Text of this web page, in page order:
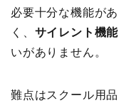
必要十分な機能が
く、 サイレント機能
いがありません。
難点はスクール用